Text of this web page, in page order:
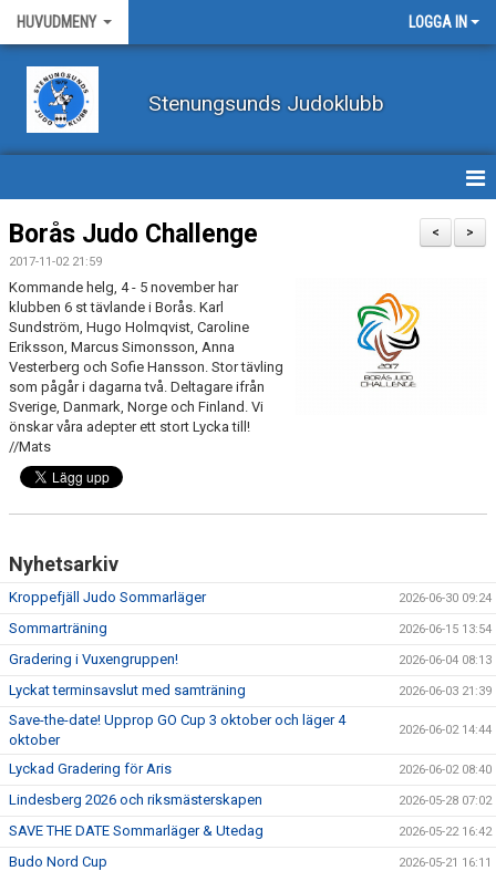
HUVUDMENY LOGGA IN
Stenungsunds Judoklubb
HEM
FÖRBUNDSNYHETER
BILDER
BÖRJA TRÄNA JUDO
BLI MEDLEM
VECKOSCHEMA
>
<
Borås Judo Challenge
2017-11-02 21:59
Kommande helg, 4 - 5 november har
klubben 6 st tävlande i Borås. Karl
Sundström, Hugo Holmqvist, Caroline
Eriksson, Marcus Simonsson, Anna
Vesterberg och Sofie Hansson. Stor tävling
som pågår i dagarna två. Deltagare ifrån
Sverige, Danmark, Norge och Finland. Vi
önskar våra adepter ett stort Lycka till!
//Mats
Nyhetsarkiv
Kroppefjäll Judo Sommarläger 2026-06-30 09:24
Sommarträning 2026-06-15 13:54
Gradering i Vuxengruppen! 2026-06-04 08:13
Lyckat terminsavslut med samträning 2026-06-03 21:39
Save-the-date! Upprop GO Cup 3 oktober och läger 4
oktober
2026-06-02 14:44
Lyckad Gradering för Aris 2026-06-02 08:40
Lindesberg 2026 och riksmästerskapen 2026-05-28 07:02
SAVE THE DATE Sommarläger & Utedag 2026-05-22 16:42
Budo Nord Cup 2026-05-21 16:11